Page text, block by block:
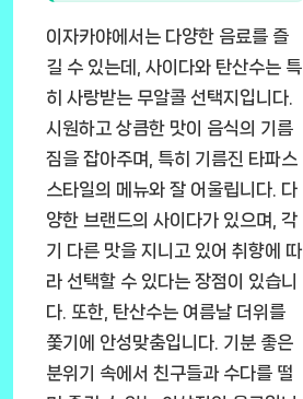
이자카야에서는 다양한 음료를 즐
길 수 있는데, 사이다와 탄산수는 특
히 사랑받는 무알콜 선택지입니다.
시원하고 상큼한 맛이 음식의 기름
짐을 잡아주며, 특히 기름진 타파스
스타일의 메뉴와 잘 어울립니다. 다
양한 브랜드의 사이다가 있으며, 각
기 다른 맛을 지니고 있어 취향에 따
라 선택할 수 있다는 장점이 있습니
다. 또한, 탄산수는 여름날 더위를
쫓기에 안성맞춤입니다. 기분 좋은
분위기 속에서 친구들과 수다를 떨